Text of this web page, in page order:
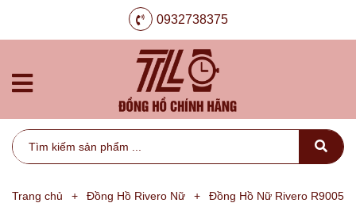
0932738375
Trang chủ + Đồng Hồ Rivero Nữ +
Đồng Hồ Nữ Rivero R9005